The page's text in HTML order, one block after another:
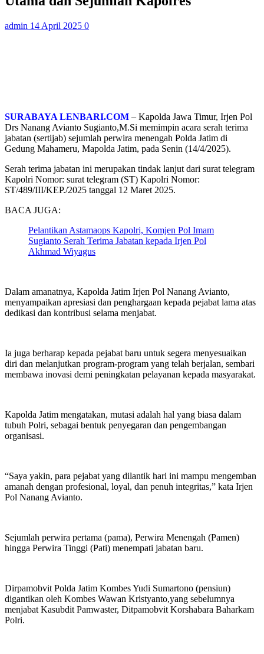
admin 14 April 2025 0
SURABAYA LENBARI.COM – Kapolda Jawa Timur, Irjen Pol
Drs Nanang Avianto Sugianto,M.Si memimpin acara serah terima
jabatan (sertijab) sejumlah perwira menengah Polda Jatim di
Gedung Mahameru, Mapolda Jatim, pada Senin (14/4/2025).
Serah terima jabatan ini merupakan tindak lanjut dari surat telegram
Kapolri Nomor: surat telegram (ST) Kapolri Nomor:
ST/489/III/KEP./2025 tanggal 12 Maret 2025.
BACA JUGA:
Pelantikan Astamaops Kapolri, Komjen Pol Imam
Sugianto Serah Terima Jabatan kepada Irjen Pol
Akhmad Wiyagus
Dalam amanatnya, Kapolda Jatim Irjen Pol Nanang Avianto,
menyampaikan apresiasi dan penghargaan kepada pejabat lama atas
dedikasi dan kontribusi selama menjabat.
Ia juga berharap kepada pejabat baru untuk segera menyesuaikan
diri dan melanjutkan program-program yang telah berjalan, sembari
membawa inovasi demi peningkatan pelayanan kepada masyarakat.
Kapolda Jatim mengatakan, mutasi adalah hal yang biasa dalam
tubuh Polri, sebagai bentuk penyegaran dan pengembangan
organisasi.
“Saya yakin, para pejabat yang dilantik hari ini mampu mengemban
amanah dengan profesional, loyal, dan penuh integritas,” kata Irjen
Pol Nanang Avianto.
Sejumlah perwira pertama (pama), Perwira Menengah (Pamen)
hingga Perwira Tinggi (Pati) menempati jabatan baru.
Dirpamobvit Polda Jatim Kombes Yudi Sumartono (pensiun)
digantikan oleh Kombes Wawan Kristyanto,yang sebelumnya
menjabat Kasubdit Pamwaster, Ditpamobvit Korshabara Baharkam
Polri.